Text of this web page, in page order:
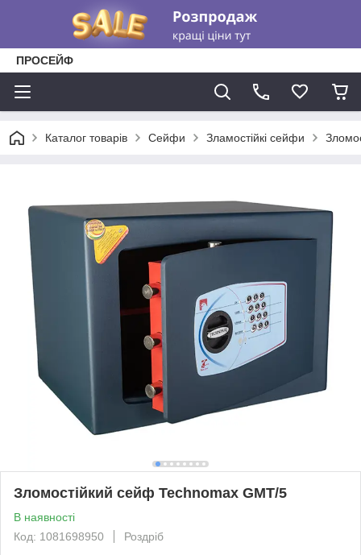
ПРОСЕЙФ
Каталог товарів Сейфи Зламостійкі сейфи
Зломостійкий сейф Technomax GMT/5
В наявності
Код: 1081698950
Роздріб